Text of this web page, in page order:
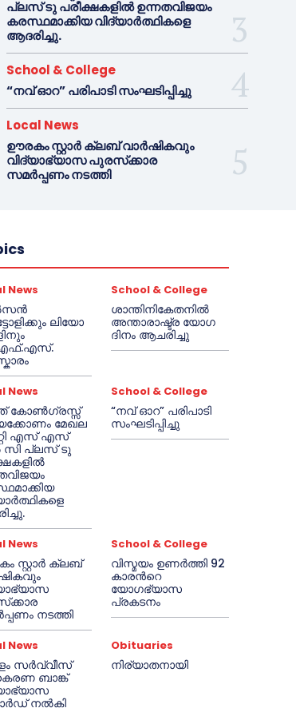
പ്ലസ് ടു പരീക്ഷകളിൽ ഉന്നതവിജയം
കരസ്ഥമാക്കിയ വിദ്യാർത്ഥികളെ
ആദരിച്ചു.
School & College
“നവ് ഓറ” പരിപാടി സംഘടിപ്പിച്ചു
Local News
ഊരകം സ്റ്റാർ ക്ലബ് വാർഷികവും
വിദ്യാഭ്യാസ പുരസ്‌ക്കാര
സമർപ്പണം നടത്തി
News
ലിയോ
School & College
ശാന്തിനികേതനിൽ
അന്താരാഷ്ട്ര യോഗ
ദിനം ആചരിച്ചു
News
കോൺഗ്രസ്സ്
മേഖല
എസ് എസ്
പ്ലസ് ടു
School & College
“നവ് ഓറ” പരിപാടി
സംഘടിപ്പിച്ചു
News
സ്റ്റാർ ക്ലബ്
നടത്തി
School & College
വിസ്മയം ഉണർത്തി 92
കാരൻറെ
യോഗഭ്യാസ
പ്രകടനം
News
സർവ്വീസ്
ബാങ്ക്
നൽകി
Obituaries
നിര്യാതനായി